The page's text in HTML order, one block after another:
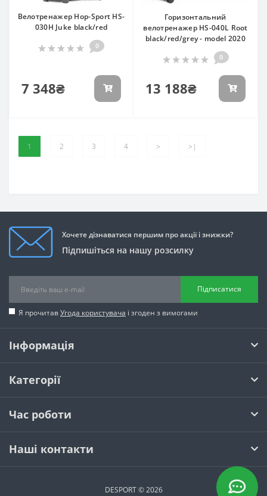
Велотренажер Hop-Sport HS-
030H Juke black/red
0
7 348₴
Горизонтальний
велотренажер HS-040L Root
black/red/grey - model 2020
0
13 188₴
1 2 3 4 > >|
Хочете дізнаватися першим про акції і знижки?
Підпишіться на нашу розсилку
Підписатися
Я прочитавУгода користувача і згоден з вимогами
Інформація
Категорії
Час роботи
Наші контакти
DESPORT © 2026